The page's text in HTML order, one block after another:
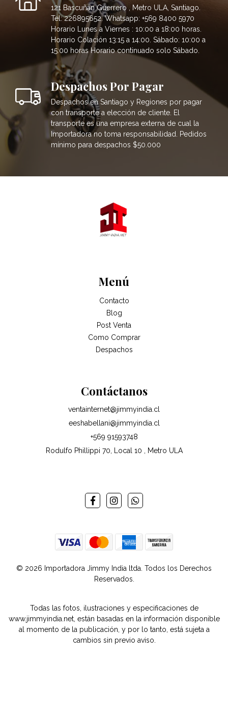
121 Bascuñán Guerrero , Metro ULA, Santiago.
Tel: 226895652. Whatsapp: +569 8400 5970
Horario Lunes a Viernes : 10:00 a 18:00 horas.
Horario Colación 13:15 a 14:00. Sábado: 10:00 a
15:00 horas Horario continuado solo Sábado.
Despachos Por Pagar
Despachos en Santiago y Regiones por pagar
con transporte a elección de cliente. El
transporte es una empresa externa de cual la
Importadora no toma responsabilidad. Pedidos
mínimo para despachos $50.000
Menú
Contacto
Blog
Post Venta
Como Comprar
Despachos
Contáctanos
ventainternet@jimmyindia.cl
eeshabellani@jimmyindia.cl
+569 91593748
Rodulfo Phillippi 70, Local 10 , Metro ULA
© 2026 Importadora Jimmy India ltda. Todos los Derechos
Reservados.
Todas las fotos, ilustraciones y especificaciones de
www.jimmyindia.net, están basadas en la información disponible
al momento de la publicación, y por lo tanto, está sujeta a
cambios sin previo aviso.